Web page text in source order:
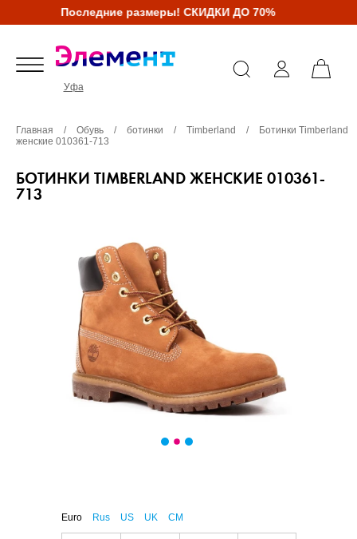
Последние размеры! СКИДКИ ДО 70%
Уфа
Главная / Обувь / ботинки / Timberland /
Ботинки Timberland
женские 010361-713
БОТИНКИ TIMBERLAND ЖЕНСКИЕ 010361-
713
Euro Rus US UK CM